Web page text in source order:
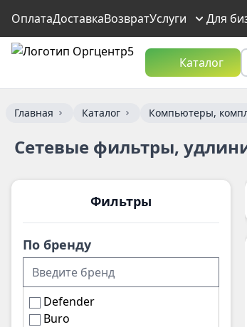
ОплатаДоставкаВозвратУслуги Для
Каталог
Главная Каталог Компьютеры,
Сетевые фильтры,
Фильтры
По бренду
Defender
Buro